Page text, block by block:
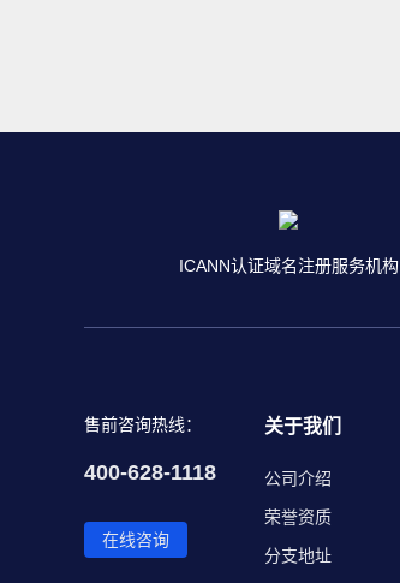
ICANN认证域名注册服务机构
售前咨询热线：
400-628-1118
在线咨询
关于我们
公司介绍
荣誉资质
分支地址